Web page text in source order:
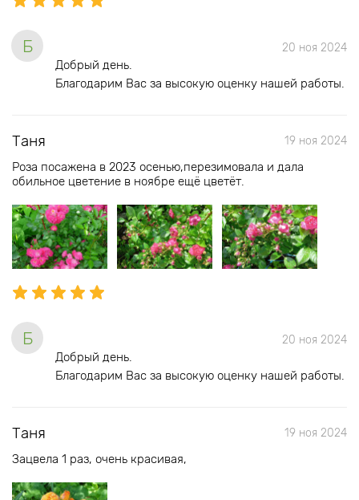
Б 20 ноя 2024
Добрый день.
Благодарим Вас за высокую оценку нашей работы.
Таня 19 ноя 2024
Роза посажена в 2023 осенью,перезимовала и дала
обильное цветение в ноябре ещё цветёт.
Б 20 ноя 2024
Добрый день.
Благодарим Вас за высокую оценку нашей работы.
Таня 19 ноя 2024
Зацвела 1 раз, очень красивая,